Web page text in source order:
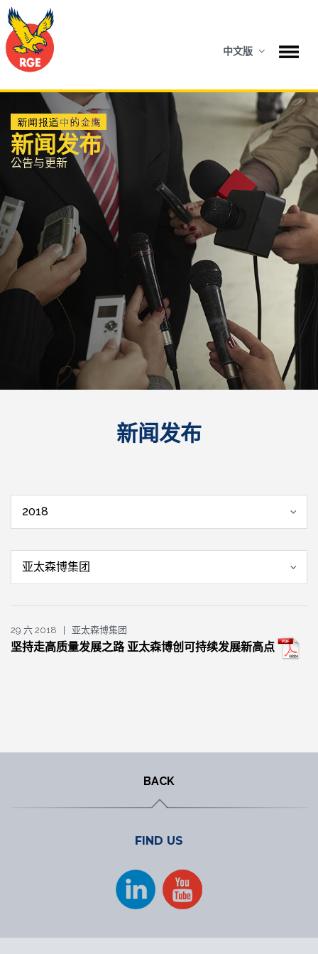
中文版
新闻发布
公告与更新
新闻发布
2018
亚太森博集团
29 六 2018 | 亚太森博集团
坚持走高质量发展之路 亚太森博创可持续发展新高点
BACK
FIND US